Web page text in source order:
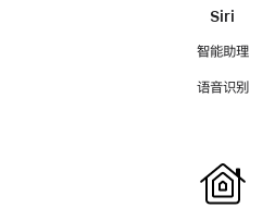
Siri
智能助理
语音识别